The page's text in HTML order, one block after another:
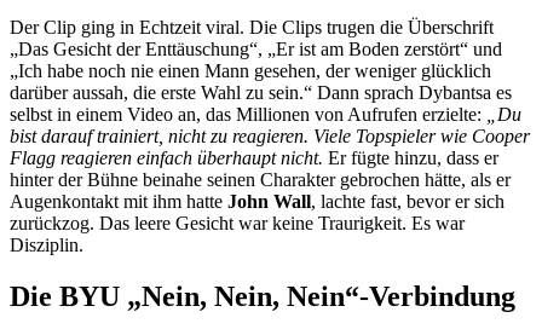
Der Clip ging in Echtzeit viral. Die Clips trugen die Überschrift
„Das Gesicht der Enttäuschung“, „Er ist am Boden zerstört“ und
„Ich habe noch nie einen Mann gesehen, der weniger glücklich
darüber aussah, die erste Wahl zu sein.“ Dann sprach Dybantsa es
selbst in einem Video an, das Millionen von Aufrufen erzielte:
„Du
bist darauf trainiert, nicht zu reagieren. Viele Topspieler wie Cooper
Flagg reagieren einfach überhaupt nicht. Er fügte hinzu, dass er
hinter der Bühne beinahe seinen Charakter gebrochen hätte, als er
Augenkontakt mit ihm hatte John Wall, lachte fast, bevor er sich
zurückzog. Das leere Gesicht war keine Traurigkeit. Es war
Disziplin.
Die BYU „Nein, Nein, Nein“-Verbindung